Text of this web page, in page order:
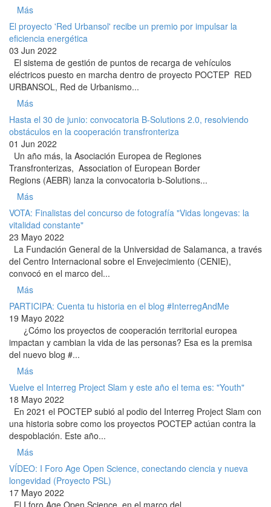
Más
El proyecto 'Red Urbansol' recibe un premio por impulsar la
eficiencia energética
03 Jun 2022
El sistema de gestión de puntos de recarga de vehículos
eléctricos puesto en marcha dentro de proyecto POCTEP RED
URBANSOL, Red de Urbanismo...
Más
Hasta el 30 de junio: convocatoria B-Solutions 2.0, resolviendo
obstáculos en la cooperación transfronteriza
01 Jun 2022
Un año más, la Asociación Europea de Regiones
Transfronterizas, Association of European Border
Regions (AEBR) lanza la convocatoria b-Solutions...
Más
VOTA: Finalistas del concurso de fotografía "Vidas longevas: la
vitalidad constante"
23 Mayo 2022
La Fundación General de la Universidad de Salamanca, a través
del Centro Internacional sobre el Envejecimiento (CENIE),
convocó en el marco del...
Más
PARTICIPA: Cuenta tu historia en el blog #InterregAndMe
19 Mayo 2022
¿Cómo los proyectos de cooperación territorial europea
impactan y cambian la vida de las personas? Esa es la premisa
del nuevo blog #...
Más
Vuelve el Interreg Project Slam y este año el tema es: "Youth"
18 Mayo 2022
En 2021 el POCTEP subió al podio del Interreg Project Slam con
una historia sobre como los proyectos POCTEP actúan contra la
despoblación. Este año...
Más
VÍDEO: I Foro Age Open Science, conectando ciencia y nueva
longevidad (Proyecto PSL)
17 Mayo 2022
El I foro Age Open Science, en el marco del